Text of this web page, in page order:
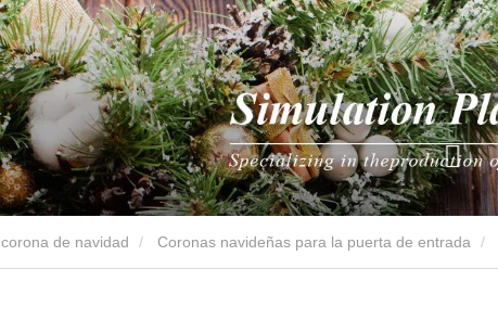
corona de navidad Coronas navideñas para la puerta de entrada